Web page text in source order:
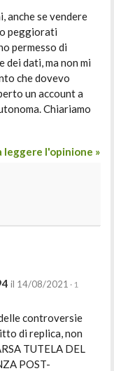
anche se vendere
peggiorati
permesso di
dati, ma non mi
che dovevo
un account a
Chiariamo
leggere l'opinione »
il 14/08/2021 · 1
controversie
di replica, non
TUTELA DEL
POST-